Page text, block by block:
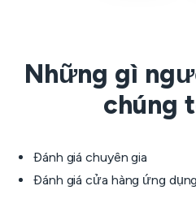
Những gì
chúng
Đánh giá chuyên gia
Đánh giá cửa hàng ứng dụng